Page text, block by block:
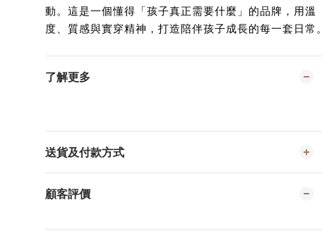
動。這是一個懂得「孩子真正需要什麼」的品牌，用溫
度、質感與實穿精神，打造陪伴孩子成長的每一套日常。
了解更多
送貨及付款方式
顧客評價